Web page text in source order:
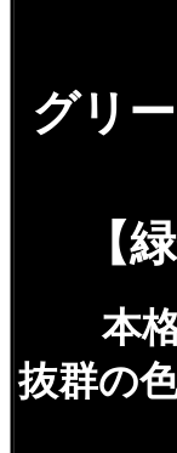
グリ
【
本
抜群の